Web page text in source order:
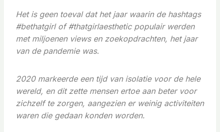
Het is geen toeval dat het jaar waarin de hashtags
#bethatgirl of #thatgirlaesthetic populair werden
met miljoenen views en zoekopdrachten, het jaar
van de pandemie was.
2020 markeerde een tijd van isolatie voor de hele
wereld, en dit zette mensen ertoe aan beter voor
zichzelf te zorgen, aangezien er weinig activiteiten
waren die gedaan konden worden.